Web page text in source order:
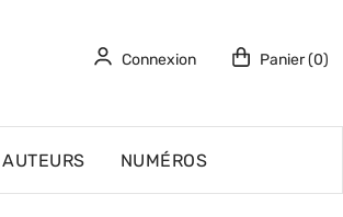
Connexion Panier (0)
AUTEURS NUMÉROS